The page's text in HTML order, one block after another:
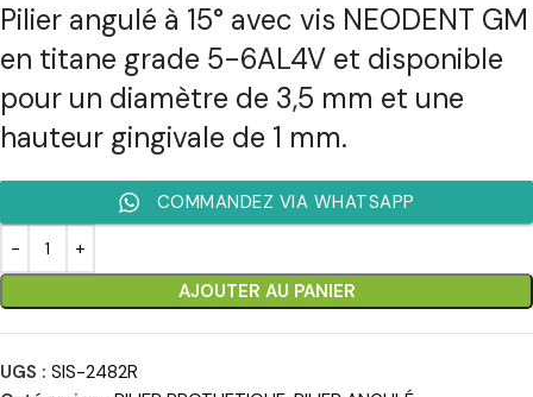
Pilier angulé à 15° avec vis NEODENT GM
en titane grade 5-6AL4V et disponible
pour un diamètre de 3,5 mm et une
hauteur gingivale de 1 mm.
AJOUTER AU PANIER
COMMANDEZ VIA WHATSAPP
UGS : SIS-2482R